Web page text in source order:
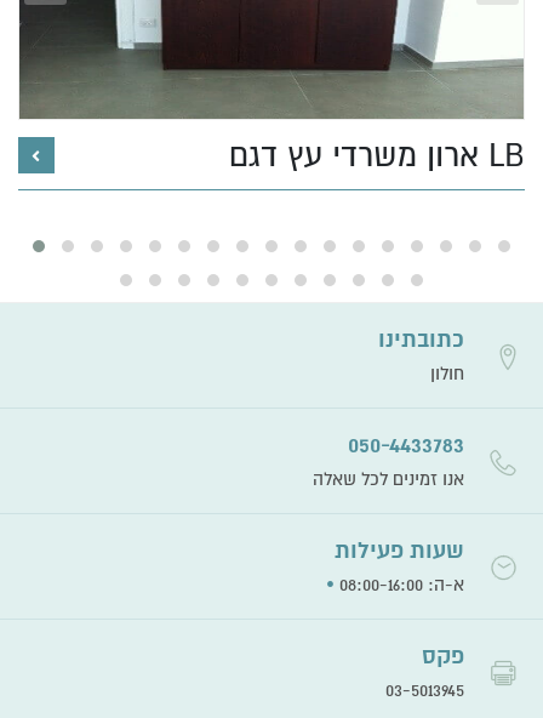
ארון משרדי עץ דגם LB
כתובתינו
חולון
050-4433783
אנו זמינים לכל שאלה
שעות פעילות
א-ה: 08:00-16:00 •
פקס
03-5013945